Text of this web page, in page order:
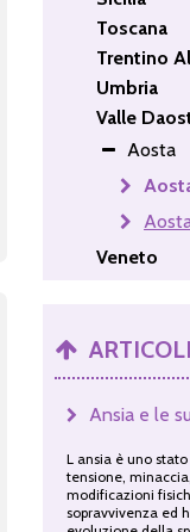
Toscana
Trentino
Umbria
Valle
Aosta
Veneto
ARTICOLI
Ansia e le
L ansia è uno
tensione,
modificazioni
sopravvivenza ed